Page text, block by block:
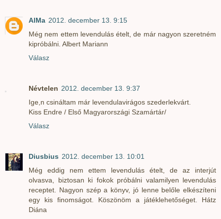
AlMa 2012. december 13. 9:15
Még nem ettem levendulás ételt, de már nagyon szeretném
kipróbálni. Albert Mariann
Válasz
Névtelen 2012. december 13. 9:37
Ige,n csináltam már levendulavirágos szederlekvárt.
Kiss Endre / Első Magyarországi Szamártár/
Válasz
Diusbius 2012. december 13. 10:01
Még eddig nem ettem levendulás ételt, de az interjút
olvasva, biztosan ki fokok próbálni valamilyen levendulás
receptet. Nagyon szép a könyv, jó lenne belőle elkészíteni
egy kis finomságot. Köszönöm a játéklehetőséget. Hátz
Diána